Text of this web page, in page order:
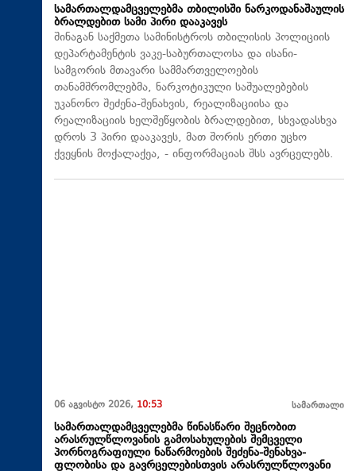
სამართალდამცველებმა თბილისში ნარკოდანაშაულის
ბრალდებით სამი პირი დააკავეს
შინაგან საქმეთა სამინისტროს თბილისის პოლიციის
დეპარტამენტის ვაკე-საბურთალოსა და ისანი-
სამგორის მთავარი სამმართველოების
თანამშრომლებმა, ნარკოტიკული საშუალებების
უკანონო შეძენა-შენახვის, რეალიზაციისა და
რეალიზაციის ხელშეწყობის ბრალდებით, სხვადასხვა
დროს 3 პირი დააკავეს, მათ შორის ერთი უცხო
ქვეყნის მოქალაქეა, - ინფორმაციას შსს ავრცელებს.
06 აგვისტო 2026, 10:53 სამართალი
სამართალდამცველებმა წინასწარი შეცნობით
არასრულწლოვანის გამოსახულების შემცველი
პორნოგრაფიული ნაწარმოების შეძენა-შენახვა-
ფლობისა და გავრცელებისთვის არასრულწლოვანი